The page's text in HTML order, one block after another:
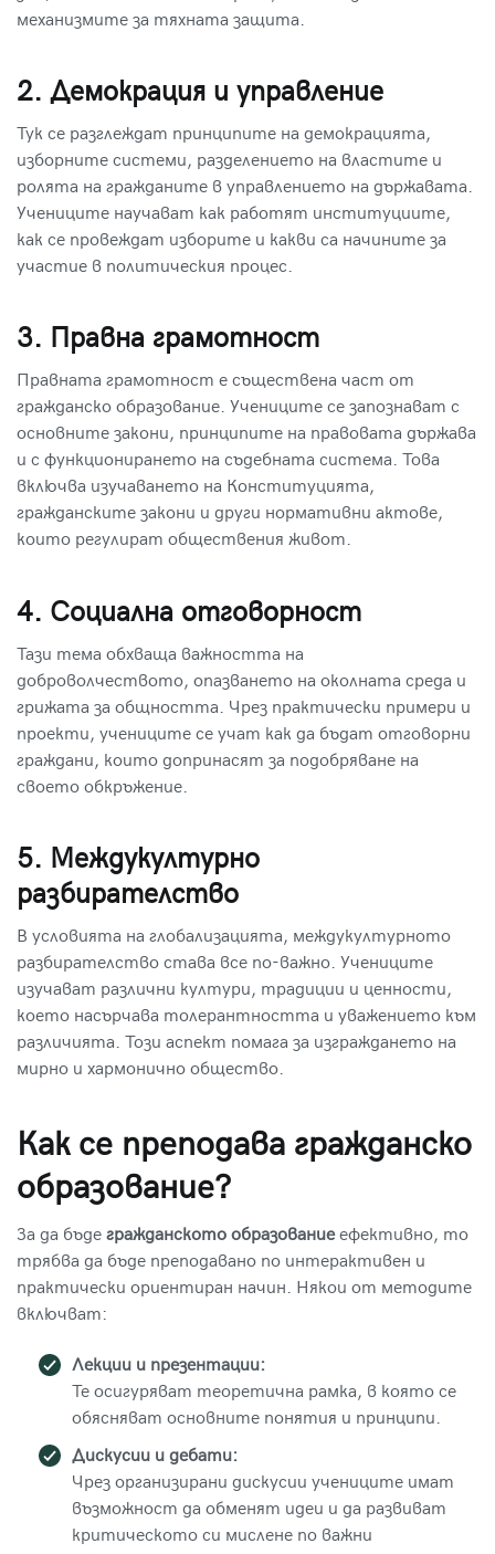
механизмите за тяхната защита.
2. Демокрация и управление
Тук се разглеждат принципите на демокрацията,
изборните системи, разделението на властите и
ролята на гражданите в управлението на държавата.
Учениците научават как работят институциите,
как се провеждат изборите и какви са начините за
участие в политическия процес.
3. Правна грамотност
Правната грамотност е съществена част от
гражданско образование. Учениците се запознават с
основните закони, принципите на правовата държава
и с функционирането на съдебната система. Това
включва изучаването на Конституцията,
гражданските закони и други нормативни актове,
които регулират обществения живот.
4. Социална отговорност
Тази тема обхваща важността на
доброволчеството, опазването на околната среда и
грижата за общността. Чрез практически примери и
проекти, учениците се учат как да бъдат отговорни
граждани, които допринасят за подобряване на
своето обкръжение.
5. Междукултурно
разбирателство
В условията на глобализацията, междукултурното
разбирателство става все по-важно. Учениците
изучават различни култури, традиции и ценности,
което насърчава толерантността и уважението към
различията. Този аспект помага за изграждането на
мирно и хармонично общество.
Как се преподава гражданско
образование?
За да бъде гражданското образованиеефективно, то
трябва да бъде преподавано по интерактивен и
практически ориентиран начин. Някои от методите
включват:
Лекции и презентации:
Те осигуряват теоретична рамка, в която се
обясняват основните понятия и принципи.
Дискусии и дебати:
Чрез организирани дискусии учениците имат
възможност да обменят идеи и да развиват
критическото си мислене по важни